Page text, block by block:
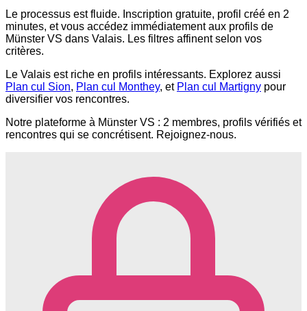
Le processus est fluide. Inscription gratuite, profil créé en 2
minutes, et vous accédez immédiatement aux profils de
Münster VS dans Valais. Les filtres affinent selon vos
critères.
Le Valais est riche en profils intéressants. Explorez aussi
Plan cul Sion, Plan cul Monthey, et Plan cul Martigny pour
diversifier vos rencontres.
Notre plateforme à Münster VS : 2 membres, profils vérifiés et
rencontres qui se concrétisent. Rejoignez-nous.